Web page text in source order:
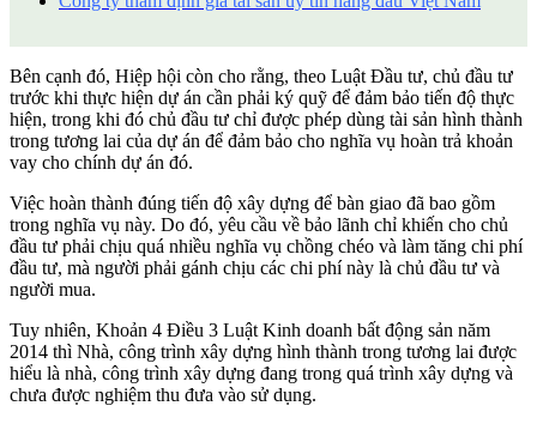
Bên cạnh đó, Hiệp hội còn cho rằng, theo Luật Đầu tư, chủ đầu tư
trước khi thực hiện dự án cần phải ký quỹ để đảm bảo tiến độ thực
hiện, trong khi đó chủ đầu tư chỉ được phép dùng tài sản hình thành
trong tương lai của dự án để đảm bảo cho nghĩa vụ hoàn trả khoản
vay cho chính dự án đó.
Việc hoàn thành đúng tiến độ xây dựng để bàn giao đã bao gồm
trong nghĩa vụ này. Do đó, yêu cầu về bảo lãnh chỉ khiến cho chủ
đầu tư phải chịu quá nhiều nghĩa vụ chồng chéo và làm tăng chi phí
đầu tư, mà người phải gánh chịu các chi phí này là chủ đầu tư và
người mua.
Tuy nhiên, Khoản 4 Điều 3 Luật Kinh doanh bất động sản năm
2014 thì Nhà, công trình xây dựng hình thành trong tương lai được
hiểu là nhà, công trình xây dựng đang trong quá trình xây dựng và
chưa được nghiệm thu đưa vào sử dụng.